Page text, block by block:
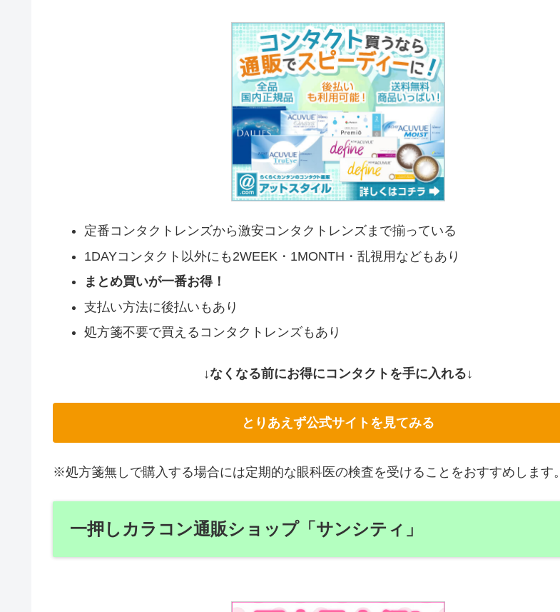
定番コンタクトレンズから激安コンタクトレンズまで揃っている
1DAYコンタクト以外にも2WEEK・1MONTH・乱視用などもあり
まとめ買いが一番お得！
支払い方法に後払いもあり
処方箋不要で買えるコンタクトレンズもあり
↓なくなる前にお得にコンタクトを手に入れる↓
とりあえず公式サイトを見てみる
※処方箋無しで購入する場合には定期的な眼科医の検査を受けることをおすすめします。
一押しカラコン通販ショップ「サンシティ」